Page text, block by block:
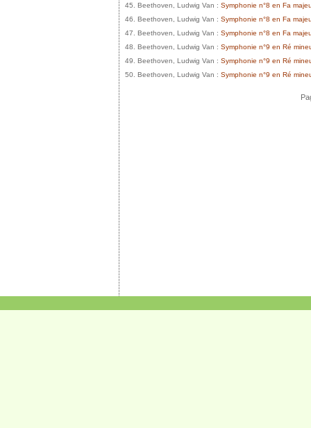
45. Beethoven, Ludwig Van : Symphonie n°8 en Fa
46. Beethoven, Ludwig Van : Symphonie n°8 en Fa
47. Beethoven, Ludwig Van : Symphonie n°8 en Fa
48. Beethoven, Ludwig Van : Symphonie n°9 en Ré
49. Beethoven, Ludwig Van : Symphonie n°9 en Ré
50. Beethoven, Ludwig Van : Symphonie n°9 en Ré